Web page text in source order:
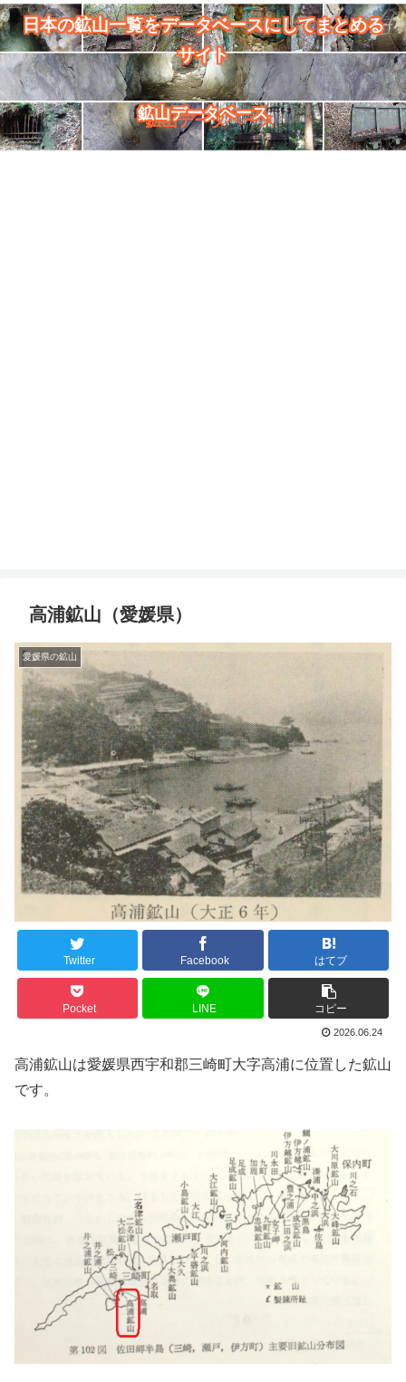
日本の鉱山一覧をデータベースにしてまとめる
サイト
鉱山データベース
高浦鉱山（愛媛県）
愛媛県の鉱山
Twitter Facebook はてブ
Pocket LINE コピー
2026.06.24
高浦鉱山は愛媛県西宇和郡三崎町大字高浦に位置した鉱山
です。